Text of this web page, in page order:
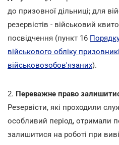
до призовної дільниці; для
резервістів - військовий
посвідчення (пункт 16
військового обліку
військовозобов'язаних).
2. Переважне право
Резервісти, які проходили
особливий період, отримали
залишитися на роботі при